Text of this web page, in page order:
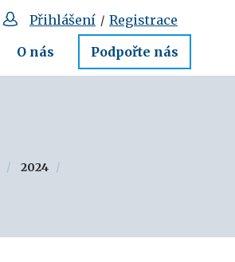
O nás Podpořte nás
Přihlášení / Registrace
2024